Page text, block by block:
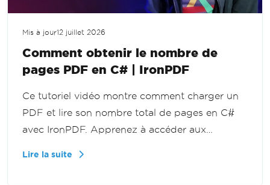
Mis à jour12 juillet 2026
Comment obtenir le nombre de
pages PDF en C# | IronPDF
Ce tutoriel vidéo montre comment charger un
PDF et lire son nombre total de pages en C#
avec IronPDF. Apprenez à accéder aux
Lire la suite